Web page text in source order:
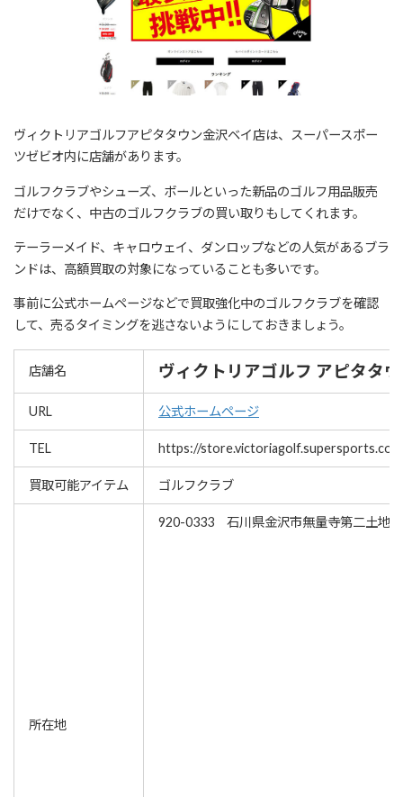
ヴィクトリアゴルフアピタタウン金沢ベイ店は、スーパースポー
ツゼビオ内に店舗があります。
ゴルフクラブやシューズ、ボールといった新品のゴルフ用品販売
だけでなく、中古のゴルフクラブの買い取りもしてくれます。
テーラーメイド、キャロウェイ、ダンロップなどの人気があるブラ
ンドは、高額買取の対象になっていることも多いです。
事前に公式ホームページなどで買取強化中のゴルフクラブを確認
して、売るタイミングを逃さないようにしておきましょう。
店舗名 ヴィクトリアゴルフ アピタタ
URL 公式ホームページ
TEL https://
買取可能アイテム ゴルフクラブ
所在地
920-0333 石川県金沢市無量寺第二土地